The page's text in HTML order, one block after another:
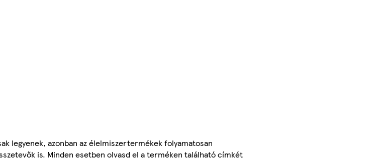
legyenek, azonban az élelmiszertermékek folyamatosan
is. Minden esetben olvasd el a terméken található címkét